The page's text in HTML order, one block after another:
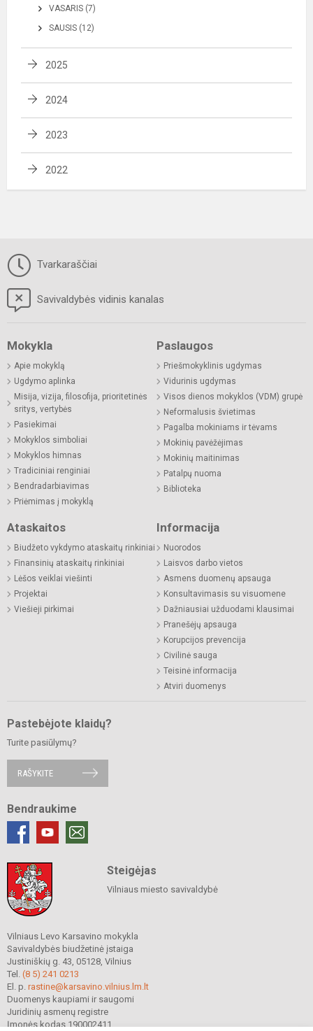
VASARIS (7)
SAUSIS (12)
2025
2024
2023
2022
Tvarkaraščiai
Savivaldybės vidinis kanalas
Mokykla
Apie mokyklą
Ugdymo aplinka
Misija, vizija, filosofija, prioritetinės
sritys, vertybės
Pasiekimai
Mokyklos simboliai
Mokyklos himnas
Tradiciniai renginiai
Bendradarbiavimas
Priėmimas į mokyklą
Paslaugos
Priešmokyklinis ugdymas
Vidurinis ugdymas
Visos dienos mokyklos (VDM) grupė
Neformalusis švietimas
Pagalba mokiniams ir tėvams
Mokinių pavėžėjimas
Mokinių maitinimas
Patalpų nuoma
Biblioteka
Ataskaitos
Biudžeto vykdymo ataskaitų rinkiniai
Finansinių ataskaitų rinkiniai
Lėšos veiklai viešinti
Projektai
Viešieji pirkimai
Informacija
Nuorodos
Laisvos darbo vietos
Asmens duomenų apsauga
Konsultavimasis su visuomene
Dažniausiai užduodami klausimai
Pranešėjų apsauga
Korupcijos prevencija
Civilinė sauga
Teisinė informacija
Atviri duomenys
Pastebėjote klaidų?
Turite pasiūlymų?
RAŠYKITE
Bendraukime
Steigėjas
Vilniaus miesto savivaldybė
Vilniaus Levo Karsavino mokykla
Savivaldybės biudžetinė įstaiga
Justiniškių g. 43, 05128, Vilnius
Tel. (8 5) 241 0213
El. p. rastine@karsavino.vilnius.lm.lt
Duomenys kaupiami ir saugomi
Juridinių asmenų registre
Įmonės kodas 190002411